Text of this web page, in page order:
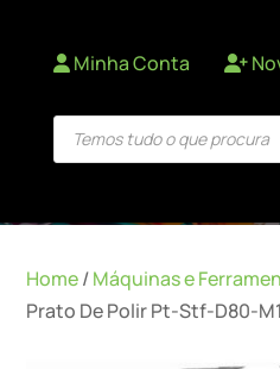
Minha Conta
Products
search
Home/Máquinas e
Prato De Polir Pt-Stf-D80-